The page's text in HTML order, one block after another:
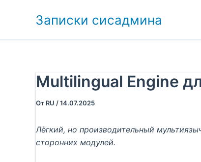
Записки сисадмина
Multilingual Engine
От RU /14.07.2025
Лёгкий, но производительный
сторонних модулей.